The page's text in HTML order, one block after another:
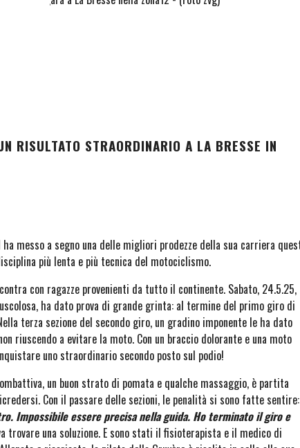
RISULTATO STRAORDINARIO A LA BRESSE IN
messo a segno una delle migliori prodezze della sua carriera
più lenta e più tecnica del motociclismo.
con ragazze provenienti da tutto il continente. Sabato, 24.5.25,
ha dato prova di grande grinta: al termine del primo giro di
terza sezione del secondo giro, un gradino imponente le ha dato
riuscendo a evitare la moto. Con un braccio dolorante e una moto
uno straordinario secondo posto sul podio!
un buon strato di pomata e qualche massaggio, è partita
Con il passare delle sezioni, le penalità si sono fatte sentire:
Impossibile essere precisa nella guida. Ho terminato il giro e
trovare una soluzione. E sono stati il fisioterapista e il medico di